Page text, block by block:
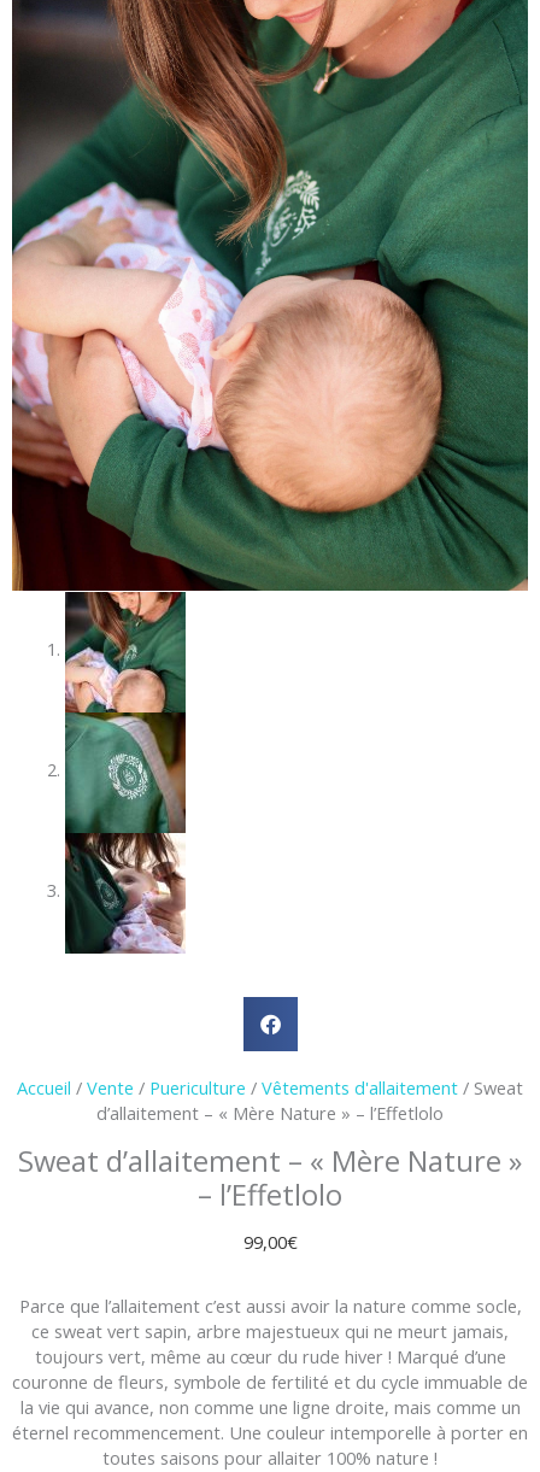
Accueil / Vente / Puericulture / Vêtements d'allaitement / Sweat
d’allaitement – « Mère Nature » – l’Effetlolo
Sweat d’allaitement – « Mère Nature »
– l’Effetlolo
99,00€
Parce que l’allaitement c’est aussi avoir la nature comme socle,
ce sweat vert sapin, arbre majestueux qui ne meurt jamais,
toujours vert, même au cœur du rude hiver ! Marqué d’une
couronne de fleurs, symbole de fertilité et du cycle immuable de
la vie qui avance, non comme une ligne droite, mais comme un
éternel recommencement. Une couleur intemporelle à porter en
toutes saisons pour allaiter 100% nature !